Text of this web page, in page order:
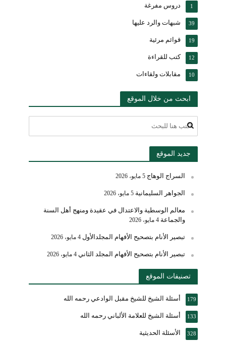
دروس مفرغة 1
شبهات والرد عليها 39
قوائم مرئية 19
كتب للقراءة 12
مقابلات ولقاءات 10
ابحث من خلال الموقع
جديد الموقع
السراج الوهاج 5 مايو، 2026
الجواهر السليمانية 5 مايو، 2026
معالم الوسطية والاعتدال في عقيدة ومنهج أهل السنة
والجماعة 4 مايو، 2026
تبصير الأنام بتصحيح الأفهام المجلدالأول 4 مايو، 2026
تبصير الأنام بتصحيح الأفهام المجلد الثاني 4 مايو، 2026
تصنيفات الموقع
أسئلة الشيخ للشيخ مقبل الوادعي رحمه الله 179
أسئلة الشيخ للعلامة الألباني رحمه الله 133
الأسئلة الحديثية 328